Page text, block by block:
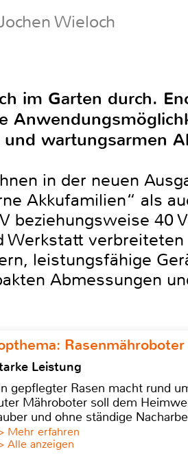
Wieloch
im Garten durch.
wartungsarmen
in der neuen
Akkufamilien“ als
beziehungsweise 40
Werkstatt verbreiteten
leistungsfähige
Abmessungen
Leistung
gepflegter Rasen macht rund
Mähroboter soll dem
und ohne ständige
Mehr erfahren
Alle anzeigen